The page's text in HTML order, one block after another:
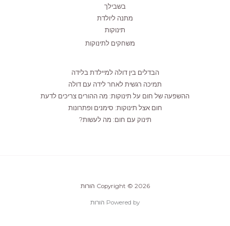
בשבילך
מתנה ליולדת
תינוקות
משחקים לתינוקות
הבדלים בין דולה למיילדת בלידה
תמיכה רגשית לאחר לידה עם דולה
ההשפעה של חום על תינוקות: מה ההורים צריכים לדעת
חום אצל תינוקות: סימנים ופתרונות
תינוק עם חום: מה לעשות?
Copyright © 2026 הורות
Powered by הורות